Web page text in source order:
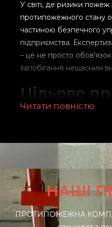
У світі, де ризики пожеж
протипожежного стану
частиною безпечного
підприємства.
– це не просто
запобігання нещасним
Цільове
та переваги
стану
Експертиза
компанією проводиться
Визначення рівня
Читати повністю
НАШІ
ПРОТИПОЖЕЖНА